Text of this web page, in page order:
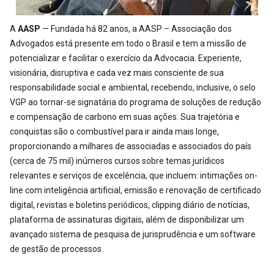
AAASP — Fundada há 82 anos, a AASP – Associação dos
Advogados está presente em todo o Brasil e tem a missão de
potencializar e facilitar o exercício da Advocacia. Experiente,
visionária, disruptiva e cada vez mais consciente de sua
responsabilidade social e ambiental, recebendo, inclusive, o selo
VGP ao tornar-se signatária do programa de soluções de redução
e compensação de carbono em suas ações. Sua trajetória e
conquistas são o combustível para ir ainda mais longe,
proporcionando a milhares de associadas e associados do país
(cerca de 75 mil) inúmeros cursos sobre temas jurídicos
relevantes e serviços de excelência, que incluem: intimações on-
line com inteligência artificial, emissão e renovação de certificado
digital, revistas e boletins periódicos, clipping diário de notícias,
plataforma de assinaturas digitais, além de disponibilizar um
avançado sistema de pesquisa de jurisprudência e um software
de gestão de processos.